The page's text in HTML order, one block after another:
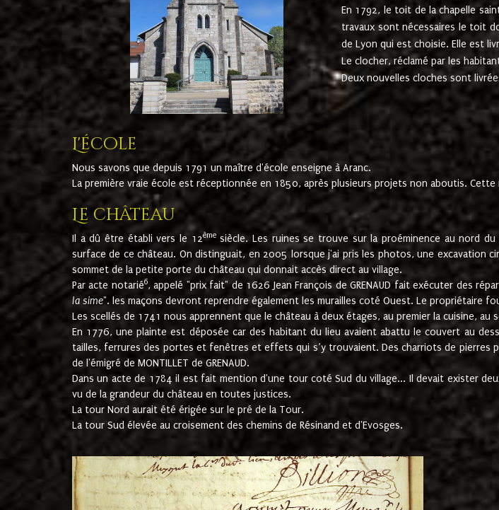
En 1792, le toit de la chapelle
travaux sont nécessaires le toit
de Lyon qui est choisie. Elle est
Le clocher, réclamé par les
Deux nouvelles cloches sont
L'école
Nous savons que depuis 1791 un maître d'école enseigne à Aranc.
La première vraie école est réceptionnée en 1850, après plusieurs projets non aboutis.
Le château
Il a dû être établi vers le 12èmesiècle. Les ruines se trouve sur la proéminence au nord du
surface de ce château. On distinguait, en 2005 lorsque j'ai pris les photos, une excavation
sommet de la petite porte du château qui donnait accès direct au village.
Par acte notarié6, appelé "prix fait" de 1626 Jean François de GRENAUD fait exécuter des
la sime". les maçons devront reprendre également les murailles coté Ouest. Le propriétaire
Les scellés de 1741 nous apprennent que le château à deux étages, au premier la cuisine,
En 1776, une plainte est déposée car des habitant du lieu avaient abattu le couvert au
tailles, ferrures des portes et fenêtres et effets qui s’y trouvaient. Des charriots de pierres
de l'émigré de MONTILLET de GRENAUD.
Dans un acte de 1784 il est fait mention d'une tour coté Sud du village... Il devait exister
vu de la grandeur du château en toutes justices.
La tour Nord aurait été érigée sur le pré de la Tour.
La tour Sud élevée au croisement des chemins de Résinand et d'Evosges.